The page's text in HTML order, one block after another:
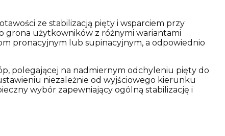
ze stabilizacją pięty i wsparciem przy
grona użytkowników z różnymi wariantami
pronacyjnym lub supinacyjnym, a odpowiednio
polegającej na nadmiernym odchyleniu pięty do
niezależnie od wyjściowego kierunku
wybór zapewniający ogólną stabilizację i